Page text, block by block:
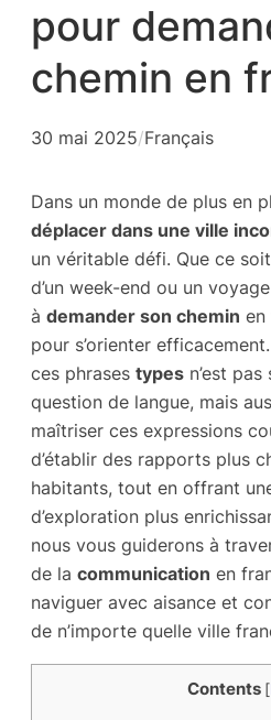
pour
chemin en
30 mai 2025/Français
Dans un monde de plus en
déplacer dans une ville
un véritable défi. Que ce
d’un week-end ou un
à demander son chemin en
pour s’orienter
ces phrases types n’est
question de langue, mais
maîtriser ces expressions
d’établir des rapports plus
habitants, tout en offrant
d’exploration plus
nous vous guiderons à
de la communication en
naviguer avec aisance et
de n’importe quelle ville
Contents [